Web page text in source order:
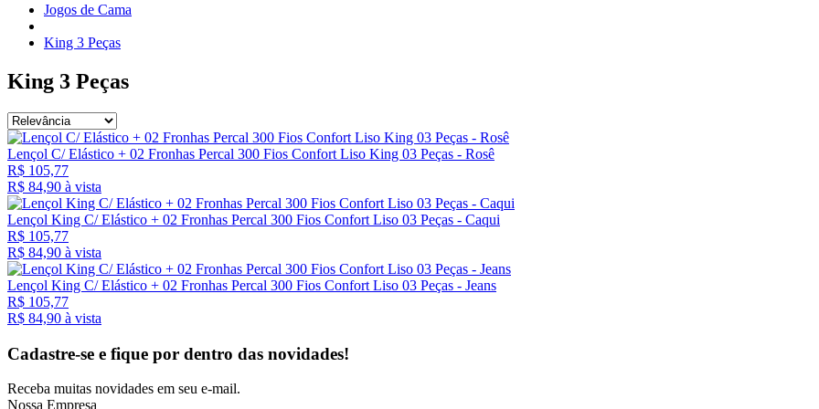
Jogos de Cama
King 3 Peças
King 3 Peças
Lençol C/ Elástico + 02 Fronhas Percal 300 Fios Confort Liso King 03 Peças - Rosê
R$ 105,77
R$ 84,90 à vista
Lençol King C/ Elástico + 02 Fronhas Percal 300 Fios Confort Liso 03 Peças - Caqui
R$ 105,77
R$ 84,90 à vista
Lençol King C/ Elástico + 02 Fronhas Percal 300 Fios Confort Liso 03 Peças - Jeans
R$ 105,77
R$ 84,90 à vista
Cadastre-se e fique por dentro das novidades!
Receba muitas novidades em seu e-mail.
Nossa Empresa